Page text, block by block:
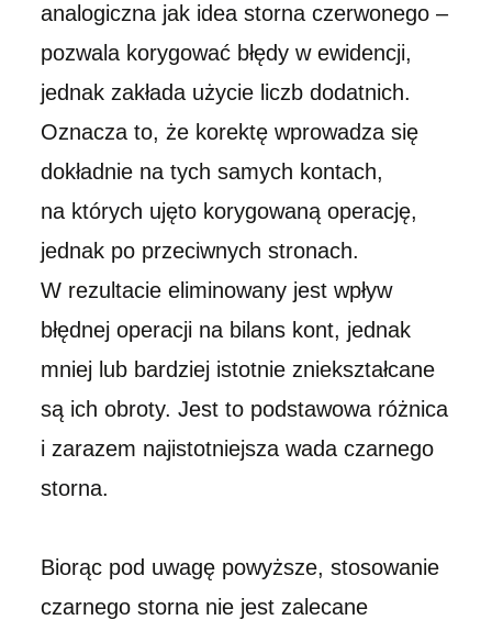
analogiczna jak idea storna czerwonego –
pozwala korygować błędy w ewidencji,
jednak zakłada użycie liczb dodatnich.
Oznacza to, że korektę wprowadza się
dokładnie na tych samych kontach,
na których ujęto korygowaną operację,
jednak po przeciwnych stronach.
W rezultacie eliminowany jest wpływ
błędnej operacji na bilans kont, jednak
mniej lub bardziej istotnie zniekształcane
są ich obroty. Jest to podstawowa różnica
i zarazem najistotniejsza wada czarnego
storna.
Biorąc pod uwagę powyższe, stosowanie
czarnego storna nie jest zalecane